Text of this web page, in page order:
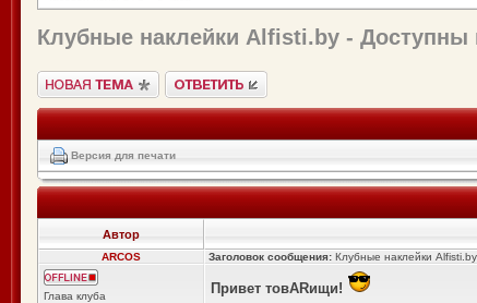
Клубные наклейки Alfisti.by - Доступны
Новая тема"> Ответить
Версия для печати
Автор
ARCOS Заголовок сообщения: Клубные наклейки
Глава клуба Привет товARищи!